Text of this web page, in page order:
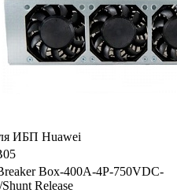
ИБП Huawei
Box-400A-4P-750VDC-
Release